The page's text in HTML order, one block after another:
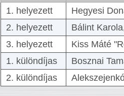
1. helyezett
Hegyesi
2. helyezett
Bálint
3. helyezett
Kiss Máté
1. különdíjas
Bosznai
2. különdíjas